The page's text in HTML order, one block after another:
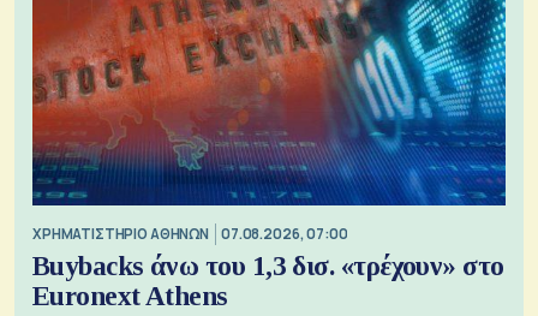
XΡΗΜΑΤΙΣΤΗΡΙΟ ΑΘΗΝΩΝ 07.08.2026, 07:00
Buybacks άνω του 1,3 δισ. «τρέχουν» στο
Euronext Athens